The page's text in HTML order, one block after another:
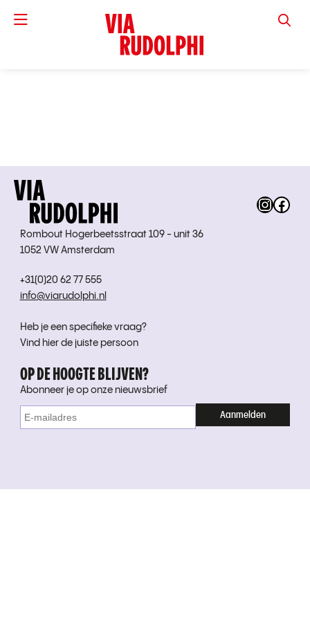
VIA
Rombout Hogerbeetsstraat 109 - unit 36
1052 VW Amsterdam
+31(0)20 62 77 555
info@viarudolphi.nl
Heb je een specifieke vraag?
Vind hier de juiste persoon
OP DE HOOGTE BLIJVEN?
Abonneer je op onze nieuwsbrief